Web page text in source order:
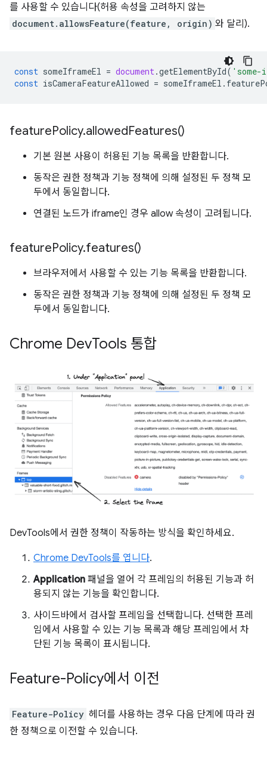
를 사용할 수 있습니다(허용 속성을 고려하지 않는
document.allowsFeature(feature, origin) 와 달리).
const someIframeEl = document .getElementById(
const isCameraFeatureAllowed = someIframeEl .
featurePolicy.allowedFeatures()
기본 원본 사용이 허용된 기능 목록을 반환합니다.
동작은 권한 정책과 기능 정책에 의해 설정된 두 정책 모
두에서 동일합니다.
연결된 노드가 iframe인 경우 allow 속성이 고려됩니다.
featurePolicy.features()
브라우저에서 사용할 수 있는 기능 목록을 반환합니다.
동작은 권한 정책과 기능 정책에 의해 설정된 두 정책 모
두에서 동일합니다.
Chrome DevTools 통합
DevTools에서 권한 정책이 작동하는 방식을 확인하세요.
Chrome DevTools를 엽니다.
Application 패널을 열어 각 프레임의 허용된 기능과 허
용되지 않는 기능을 확인합니다.
사이드바에서 검사할 프레임을 선택합니다. 선택한 프레
임에서 사용할 수 있는 기능 목록과 해당 프레임에서 차
단된 기능 목록이 표시됩니다.
Feature-Policy에서 이전
Feature-Policy 헤더를 사용하는 경우 다음 단계에 따라 권
한 정책으로 이전할 수 있습니다.